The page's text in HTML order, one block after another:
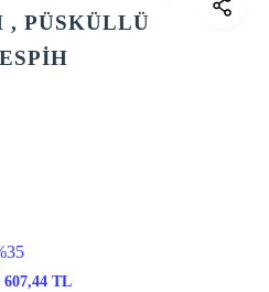
, PÜSKÜLLÜ
607,44 TL